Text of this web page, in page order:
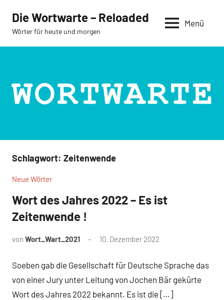
Inhalt
springen
Die Wortwarte – Reloaded
Wörter für heute und morgen
Menü
Schlagwort: Zeitenwende
Neue Wörter
Wort des Jahres 2022 – Es ist
Zeitenwende !
von Wort_Wart_2021 10. Dezember 2022
Soeben gab die Gesellschaft für Deutsche Sprache das
von einer Jury unter Leitung von Jochen Bär gekürte
Wort des Jahres 2022 bekannt. Es ist die […]